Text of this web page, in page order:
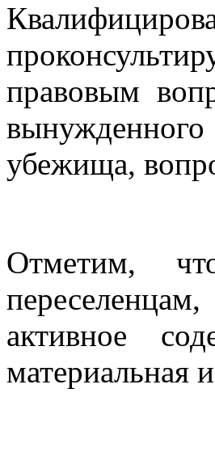
правовым
вынужденного
убежища,
Отметим,
активное
материальная